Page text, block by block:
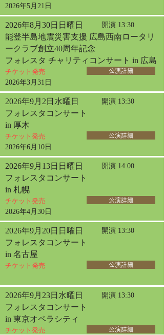
2026年5月21日
2026年8月30日日曜日 開演 13:30
能登半島地震災害支援 広島西南ロータリ
ークラブ創立40周年記念
フォレスタ チャリティコンサート in 広島
チケット発売
2026年3月31日
公演詳細
2026年9月2日水曜日 開演 13:30
フォレスタコンサート
in 厚木
チケット発売
2026年6月10日
公演詳細
2026年9月13日日曜日 開演 14:00
フォレスタコンサート
in 札幌
チケット発売
2026年4月30日
公演詳細
2026年9月20日日曜日 開演 13:30
フォレスタコンサート
in 名古屋
チケット発売 公演詳細
2026年9月23日水曜日 開演 13:30
フォレスタコンサート
in 東京オペラシティ
チケット発売
公演詳細